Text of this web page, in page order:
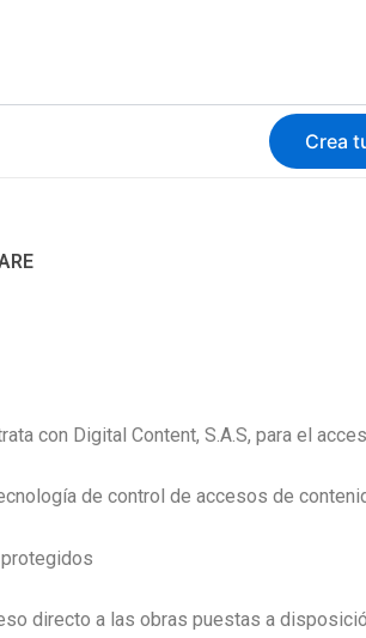
Crea
con Digital Content, S.A.S, para el
de control de accesos de
directo a las obras puestas a